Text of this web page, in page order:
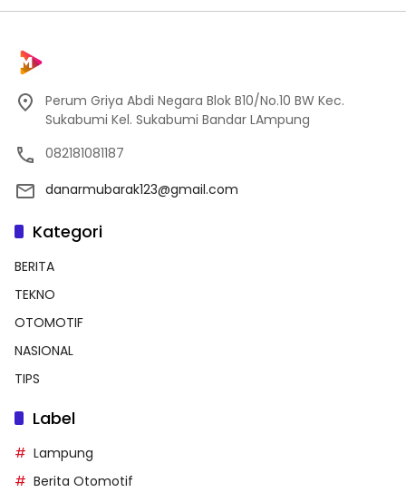
Perum Griya Abdi Negara Blok B10/No.10 BW Kec.
Sukabumi Kel. Sukabumi Bandar LAmpung
082181081187
danarmubarak123@gmail.com
Kategori
BERITA
TEKNO
OTOMOTIF
NASIONAL
TIPS
Label
Lampung
Berita Otomotif